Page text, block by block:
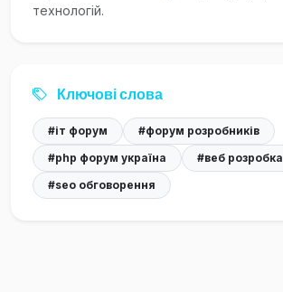
технологій.
Ключові слова
#іт форум
#форум розробників
#php форум україна
#веб розробка
#seo обговорення